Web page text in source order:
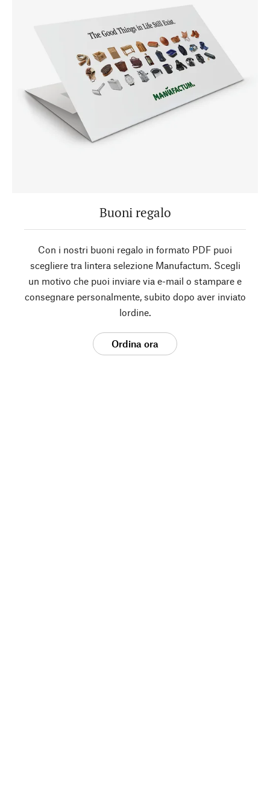
Buoni regalo
Con i nostri buoni regalo in formato PDF puoi
scegliere tra lintera selezione Manufactum. Scegli
un motivo che puoi inviare via e-mail o stampare e
consegnare personalmente, subito dopo aver inviato
lordine.
Ordina ora